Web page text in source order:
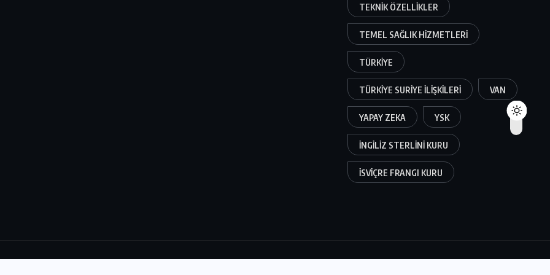
TEKNIK ÖZELLIKLER
TEMEL SAĞLIK HIZMETLERI
TÜRKIYE
TÜRKIYE SURIYE ILIŞKILERI VAN
YAPAY ZEKA YSK
İNGILIZ STERLINI KURU
İSVIÇRE FRANGI KURU
Yeni Iğdır Haber Kanalına aittir.